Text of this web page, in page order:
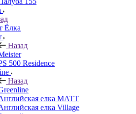
Ёлка
Назад
500 Residence
Назад
елка MATT
елка Village